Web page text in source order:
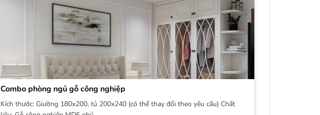
Combo phòng ngủ gỗ công nghiệp
Kích thước: Giường 180x200, tủ 200x240 (có thể thay đổi theo yêu cầu) Chất